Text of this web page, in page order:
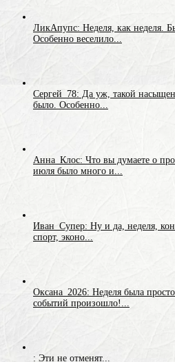
ЛикАпупс: Неделя, как неделя.
Особенно веселило...
Сергей_78: Да уж, такой
было. Особенно...
Анна_Клос: Что вы думаете о
июля было много и...
Иван_Супер: Ну и да, неделя,
спорт, эконо...
Оксана_2026: Неделя была
событий произошло!...
: Эти не отменят...